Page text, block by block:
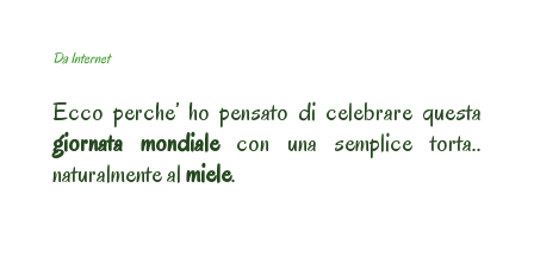
Da Internet
Ecco perche’ ho pensato di celebrare questa
giornata mondialecon una semplice torta..
naturalmente almiele.